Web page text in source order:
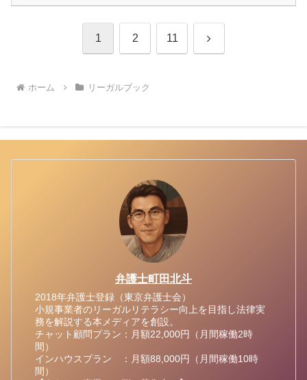
1 2 11 次
ホーム リーガルブック
弁護士町田北斗
2018年弁護士登録（東京弁護士会）
小規事業者のリーガルリテラシー向上を目指し法律実
務を解説する本メディアを創設。
チャット顧問プラン：月額22,000円（月間稼働2時
間）
インハウスプラン ：月額88,000円（月間稼働10時
間）